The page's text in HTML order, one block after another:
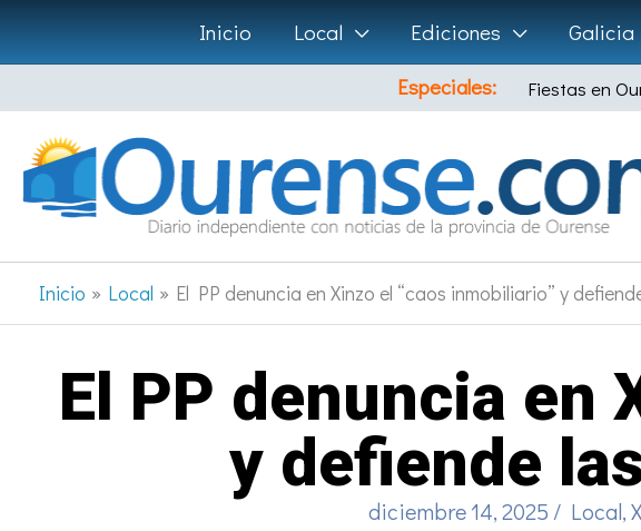
Ir
al
contenido
Inicio Local Ediciones Galicia
Especiales:
Fiestas en
Inicio Local El PP denuncia en Xinzo el “caos inmobiliario” y
El PP denuncia en
y defiende
diciembre 14, 2025 / Local,